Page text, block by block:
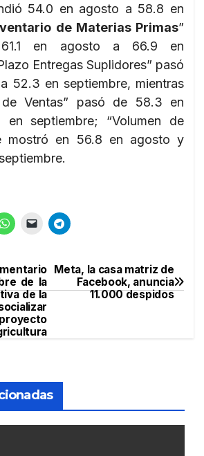
54.0 en agosto a 58.8 en
de Materias Primas”
en agosto a 66.9 en
Entregas Suplidores” pasó
52.3 en septiembre, mientras
de Ventas” pasó de 58.3 en
septiembre; “Volumen de
mostró en 56.8 en agosto y
Meta, la casa matriz de
Facebook, anuncia
11.000 despidos
de la
de la